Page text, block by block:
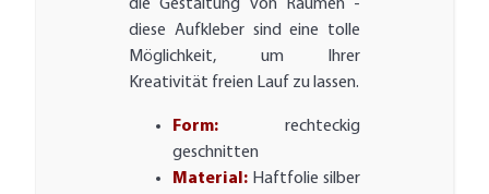
die Gestaltung von Räumen -
diese Aufkleber sind eine tolle
Möglichkeit, um Ihrer
Kreativität freien Lauf zu lassen.
Form: rechteckig
geschnitten
Material: Haftfolie silber